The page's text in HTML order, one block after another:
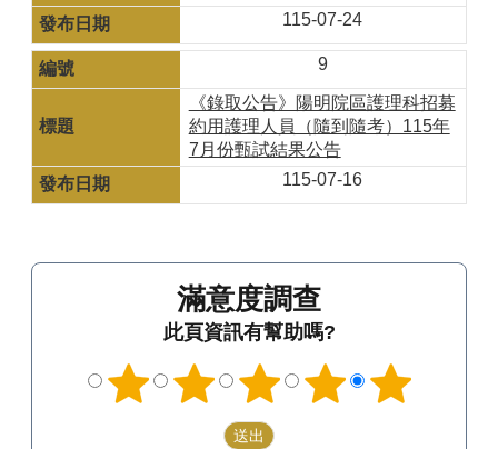
115-07-24
9
《錄取公告》陽明院區護理科招募
約用護理人員（隨到隨考）115年
7月份甄試結果公告
115-07-16
滿意度調查
此頁資訊有幫助嗎?